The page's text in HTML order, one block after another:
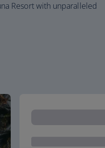
Resort with unparalleled